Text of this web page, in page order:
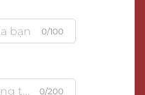
0/100
0/200